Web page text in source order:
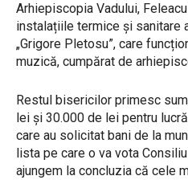
Arhiepiscopia Vadului,
instalațiile termice și sanitare
„Grigore Pletosu”, care
muzică, cumpărat de
Restul bisericilor primesc
lei și 30.000 de lei pentru
care au solicitat bani de la
lista pe care o va vota
ajungem la concluzia că cele